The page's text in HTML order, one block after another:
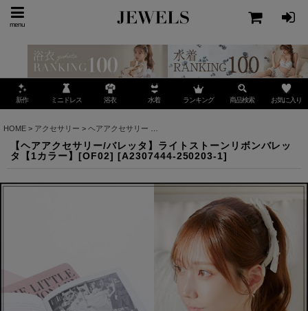
menu
新作 ミニドレス 浴衣 水着 ランキング 商品検索 お気に入り
HOME > アクセサリー > ヘアアクセサリー
【ヘアアクセサリー/バレッタ】ライトストーンリボンバレッ
タ【1カラー】[OF02] [A2307444-250203-1]